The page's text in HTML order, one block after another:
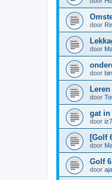
door
door
door
door
gat in
door
[Golf
door
Golf
door